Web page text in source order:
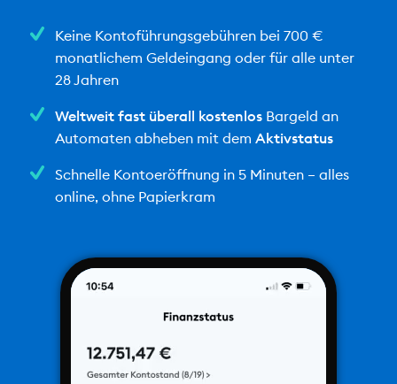
Keine Kontoführungsgebühren bei 700 €
monatlichem Geldeingang oder für alle unter
28 Jahren
Weltweit fast überall kostenlosBargeld an
Automaten abheben mit dem Aktivstatus
Schnelle Kontoeröffnung in 5 Minuten – alles
online, ohne Papierkram